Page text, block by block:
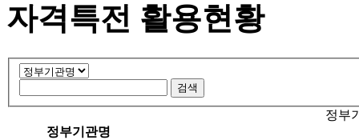
자격특전 활용현황
정부
정부기관명